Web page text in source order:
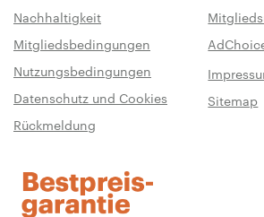
Nachhaltigkeit
Mitgliedsbedingungen
Nutzungsbedingungen
Datenschutz und Cookies
Sitemap
Rückmeldung